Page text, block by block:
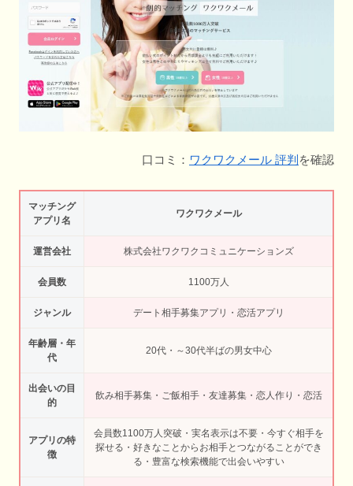
口コミ： ワクワクメール 評判 を確認
マッチング
アプリ名
ワクワクメール
運営会社 株式会社ワクワクコミュニケーションズ
会員数 1100万人
ジャンル デート相手募集アプリ・恋活アプリ
年齢層・年
代
20代・～30代半ばの男女中心
出会いの目
的
飲み相手募集・ご飯相手・友達募集・恋人作り・恋活
アプリの特
徴
会員数1100万人突破・実名表示は不要・今すぐ相手を
探せる・好きなことからお相手とつながることができ
る・豊富な検索機能で出会いやすい